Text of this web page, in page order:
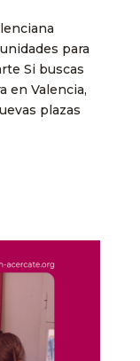
para
Si buscas
en Valencia,
plazas